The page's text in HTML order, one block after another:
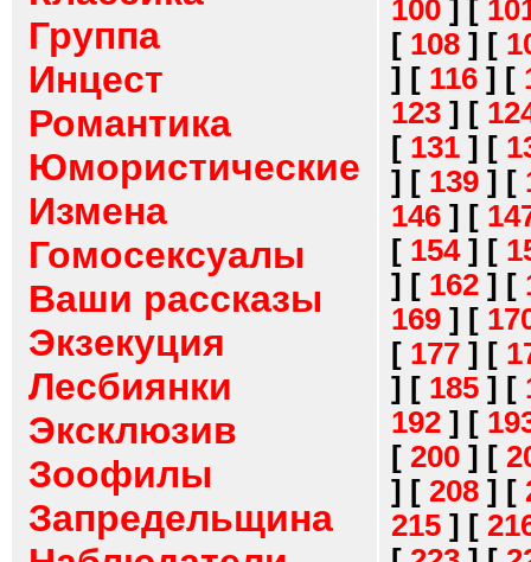
Группа
Инцест
Романтика
Юмористические
Измена
Гомосексуалы
Ваши рассказы
Экзекуция
Лесбиянки
Эксклюзив
Зоофилы
Запредельщина
100 ] [
[ 108 ] [
] [ 116 ] [
123 ] [
[ 131 ] [
] [ 139 ] [
146 ] [
[ 154] [
] [ 162 ] [
169 ] [
[ 177 ] [
] [ 185 ] [
192 ] [
[ 200 ] [
] [ 208 ] [
215 ] [